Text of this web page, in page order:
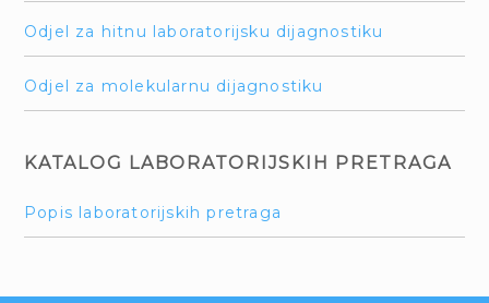
Odjel za hitnu laboratorijsku dijagnostiku
Odjel za molekularnu dijagnostiku
KATALOG LABORATORIJSKIH PRETRAGA
Popis laboratorijskih pretraga